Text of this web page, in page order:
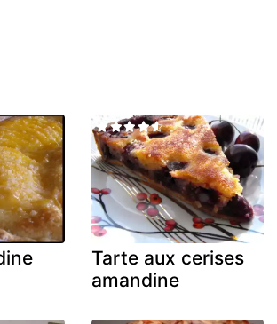
Tarte aux cerises
amandine